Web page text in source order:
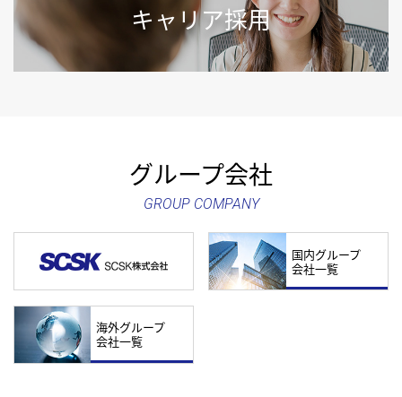
キャリア採用
グループ会社
GROUP COMPANY
国内グループ
会社一覧
海外グループ
会社一覧